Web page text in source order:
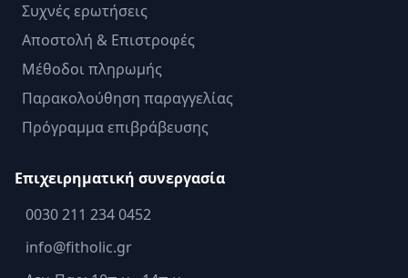
Συχνές ερωτήσεις
Αποστολή & Επιστροφές
Μέθοδοι πληρωμής
Παρακολούθηση παραγγελίας
Πρόγραμμα επιβράβευσης
Επιχειρηματική συνεργασία
0030 211 234 0452
info@fitholic.gr